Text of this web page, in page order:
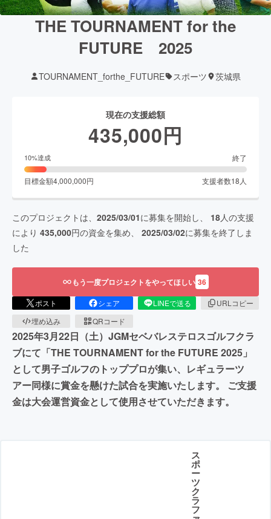
THE TOURNAMENT for the
FUTURE 2025
TOURNAMENT_forthe_FUTURE スポーツ 茨城県
現在の支援総額
435,000円
10%達成 終了
目標金額4,000,000円 支援者数18 人
このプロジェクトは、 2025/03/01に募集を開始し、 18人の支援
により 435,000円の資金を集め、 2025/03/02に募集を終了しま
した
もう一度プロジェクトをやってほしい 36
ポスト シェア LINEで送る
URLコピー
埋め込み
QRコード
2025年3月22日（土）JGMセベバレステロスゴルフクラ
ブにて「THE TOURNAMENT for the FUTURE 2025」
として男子ゴルフのトッププロが集い、レギュラーツ
アー同様に賞金を懸けた試合を実施いたします。 ご支援
金は大会運営資金として使用させていただきます。
ス
ポ
ー
ツ
ク
ラ
フ